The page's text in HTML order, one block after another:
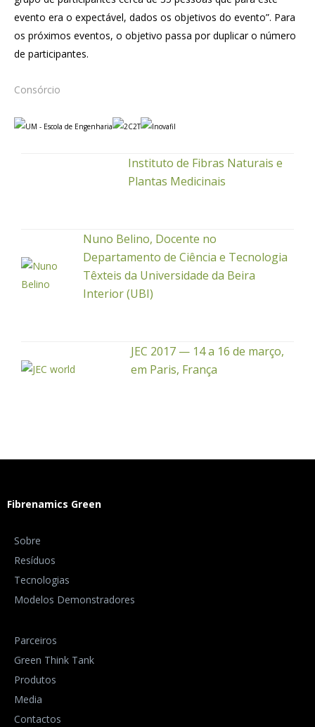
evento era o expectável, dados os objetivos do evento”. Para
os próximos eventos, o objetivo passa por duplicar o número
de participantes.
Consórcio
Instituto de Fibras Naturais e
Plantas Medicinais
Nuno Belino, Docente no
Departamento de Ciência e Tecnologia
Têxteis da Universidade da Beira
Interior (UBI)
JEC 2017 — 14 a 16 de março,
em Paris, França
Fibrenamics Green
Sobre
Resíduos
Tecnologias
Modelos Demonstradores
Parceiros
Green Think Tank
Produtos
Media
Contactos